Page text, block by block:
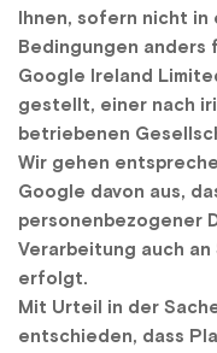
Ihnen, sofern nicht
Bedingungen
Google Ireland
gestellt, einer nach
betriebenen
Wir gehen
Google davon aus,
personenbezogener
Verarbeitung auch
erfolgt.
Mit Urteil in der
entschieden, dass